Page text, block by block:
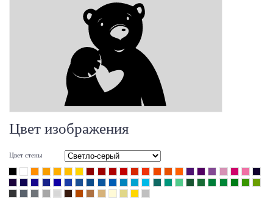
Цвет изображения
Цвет стены